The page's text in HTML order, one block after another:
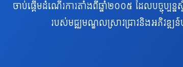
ចាប់ផ្តើមដំណើរការតាំងពីឆ្នាំ២០០៥ ដែលបច្ចុប្បន្ន
របស់មជ្ឈមណ្ឌលស្រាវជ្រាវនិងអភិវឌ្ឍន៍ប